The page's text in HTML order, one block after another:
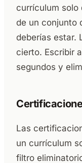
currículum solo
de un conjunto
deberías estar.
cierto. Escribir
segundos y
Las
un currículum
filtro